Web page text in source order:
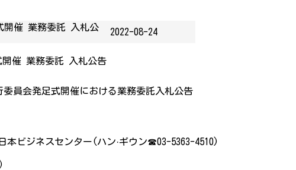
開催 業務委託 入札公
2022-08-24
開催 業務委託 入札公告
員会発足式開催における業務委託入札公告
ビジネスセンター(ハン·ギウン☎03-5363-4510)